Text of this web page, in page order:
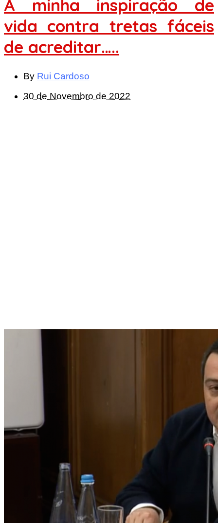
A minha inspiração de
vida contra tretas fáceis
de acreditar…..
By Rui Cardoso
30 de Novembro de 2022